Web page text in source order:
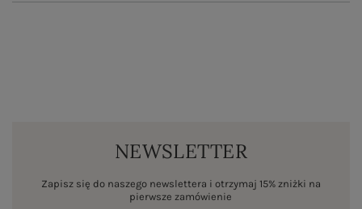
NEWSLETTER
Zapisz się do naszego newslettera i otrzymaj 15% zniżki na
pierwsze zamówienie